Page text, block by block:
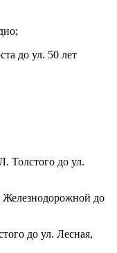
до ул. 50 лет
Толстого до ул.
до
до ул. Лесная,